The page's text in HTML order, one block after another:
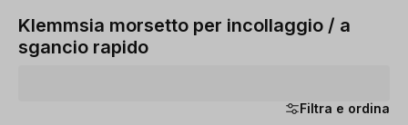
Klemmsia morsetto per incollaggio / a
sgancio rapido
Filtra e ordina